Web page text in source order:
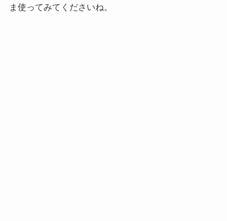
ま使ってみてくださいね。